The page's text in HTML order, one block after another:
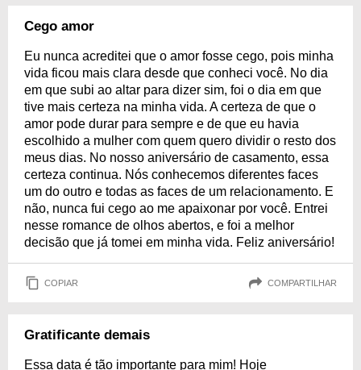
Cego amor
Eu nunca acreditei que o amor fosse cego, pois minha
vida ficou mais clara desde que conheci você. No dia
em que subi ao altar para dizer sim, foi o dia em que
tive mais certeza na minha vida. A certeza de que o
amor pode durar para sempre e de que eu havia
escolhido a mulher com quem quero dividir o resto dos
meus dias. No nosso aniversário de casamento, essa
certeza continua. Nós conhecemos diferentes faces
um do outro e todas as faces de um relacionamento. E
não, nunca fui cego ao me apaixonar por você. Entrei
nesse romance de olhos abertos, e foi a melhor
decisão que já tomei em minha vida. Feliz aniversário!
COPIAR COMPARTILHAR
Gratificante demais
Essa data é tão importante para mim! Hoje